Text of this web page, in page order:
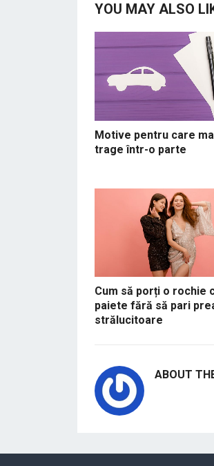
YOU MAY ALSO
Motive pentru care
trage într-o parte
Cum să porți o rochie
paiete fără să pari
strălucitoare
ABOUT